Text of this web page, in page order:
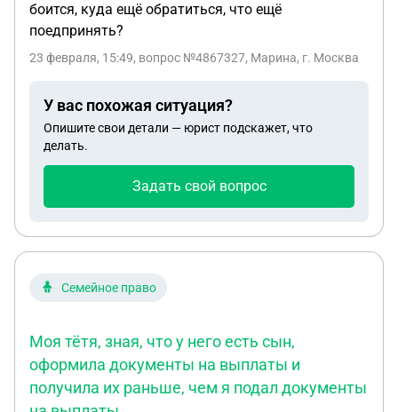
боится, куда ещё обратиться, что ещё
поедпринять?
23 февраля, 15:49, вопрос №4867327, Марина, г. Москва
У вас похожая ситуация?
Опишите свои детали — юрист подскажет, что
делать.
Задать свой вопрос
Семейное право
Моя тётя, зная, что у него есть сын,
оформила документы на выплаты и
получила их раньше, чем я подал документы